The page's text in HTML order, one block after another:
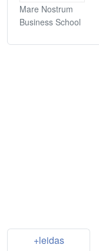
Mare Nostrum
Business School
+leidas